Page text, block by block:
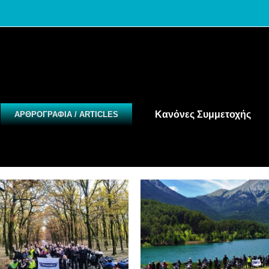
ΑΡΘΡΟΓΡΑΦΙΑ / ARTICLES Κανόνες Συμμετοχής
Δάσος Φολόης 2-
3/12/2023
2023 Εξορμήσεις εντός
23.5.21 Λίμνη
Εξορμήσεις 2021
Εξορμήσεις
Ελλάδος